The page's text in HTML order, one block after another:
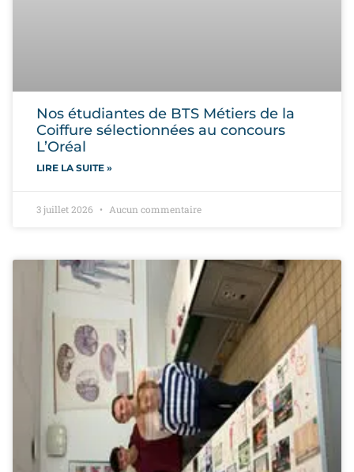
Nos étudiantes de BTS Métiers de la
Coiffure sélectionnées au concours
L’Oréal
LIRE LA SUITE »
3 juillet 2026 Aucun commentaire